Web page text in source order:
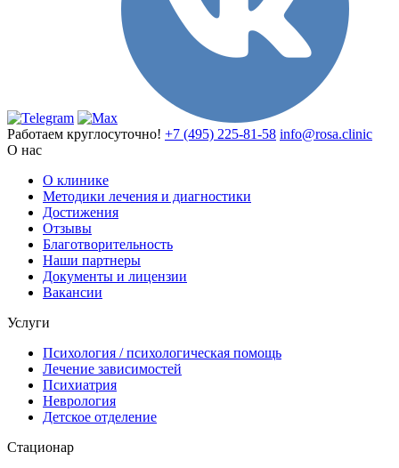
Работаем круглосуточно! +7 (495) 225-81-58 info@rosa.clinic
О нас
О клинике
Методики лечения и диагностики
Достижения
Отзывы
Благотворительность
Наши партнеры
Документы и лицензии
Вакансии
Услуги
Психология / психологическая помощь
Лечение зависимостей
Психиатрия
Неврология
Детское отделение
Стационар